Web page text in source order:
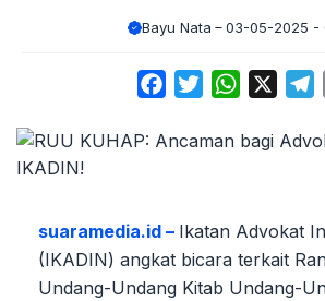
Bayu Nata 03-05-2025 -
FacebookTwitterWhatsApp
suaramedia.id – Ikatan Advokat
(IKADIN) angkat bicara terkait
Undang-Undang Kitab Undang-